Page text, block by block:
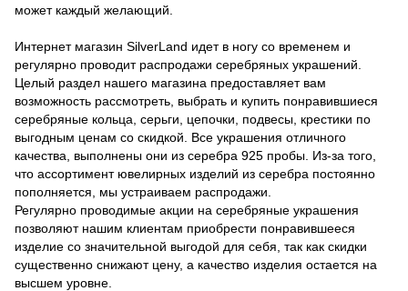
может каждый желающий.
Интернет магазин SilverLand идет в ногу со временем и
регулярно проводит распродажи серебряных украшений.
Целый раздел нашего магазина предоставляет вам
возможность рассмотреть, выбрать и купить понравившиеся
серебряные кольца, серьги, цепочки, подвесы, крестики по
выгодным ценам со скидкой. Все украшения отличного
качества, выполнены они из серебра 925 пробы. Из-за того,
что ассортимент ювелирных изделий из серебра постоянно
пополняется, мы устраиваем распродажи.
Регулярно проводимые акции на серебряные украшения
позволяют нашим клиентам приобрести понравившееся
изделие со значительной выгодой для себя, так как скидки
существенно снижают цену, а качество изделия остается на
высшем уровне.